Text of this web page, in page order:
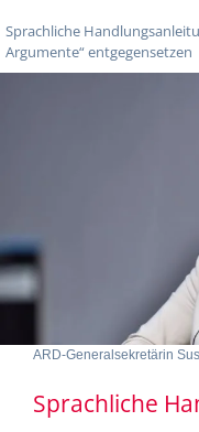
Sprachliche
Argumente“ entgegensetzen
ARD-Generalsekretärin
Sprachliche